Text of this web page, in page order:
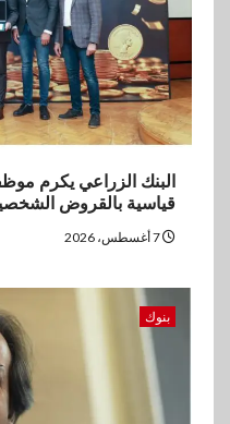
العروض
البنك الزراعي يكرم
قياسية بالقروض الشخصية
بنوك